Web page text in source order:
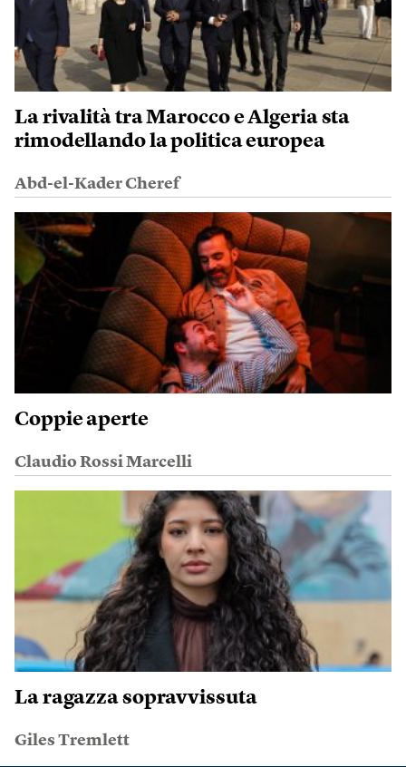
La rivalità tra Marocco e Algeria sta
rimodellando la politica europea
Abd-el-Kader Cheref
Coppie aperte
Claudio Rossi Marcelli
La ragazza sopravvissuta
Giles Tremlett